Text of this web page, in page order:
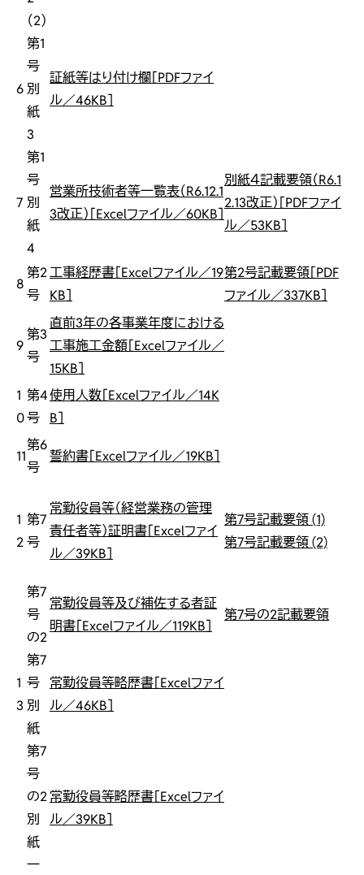
（2）
6
第1
号
別
紙
3
証紙等はり付け欄［PDFファイ
ル／46KB］
7
第1
号
別
紙
4
営業所技術者等一覧表（R6.12.1
3改正）［Excelファイル／60KB］
別紙４記載要領（R6.1
2.13改正）［PDFファイ
ル／53KB］
8
第2
号
工事経歴書［Excelファイル／19
KB］
第2号記載要領［PDF
ファイル／337KB］
9
第3
号
直前3年の各事業年度における
工事施工金額［Excelファイル／
15KB］
1
0
第4
号
使用人数［Excelファイル／14K
B］
11
第6
号
誓約書［Excelファイル／19KB］
1
2
第7
号
常勤役員等（経営業務の管理
責任者等）証明書［Excelファイ
ル／39KB］
第7号記載要領 (1)
第7号記載要領 (2)
第7
号
の2
常勤役員等及び補佐する者証
明書［Excelファイル／119KB］
第7号の2記載要領
1
3
第7
号
別
紙
常勤役員等略歴書［Excelファイ
ル／46KB］
第7
号
の2
別
紙
一
常勤役員等略歴書［Excelファイ
ル／39KB］